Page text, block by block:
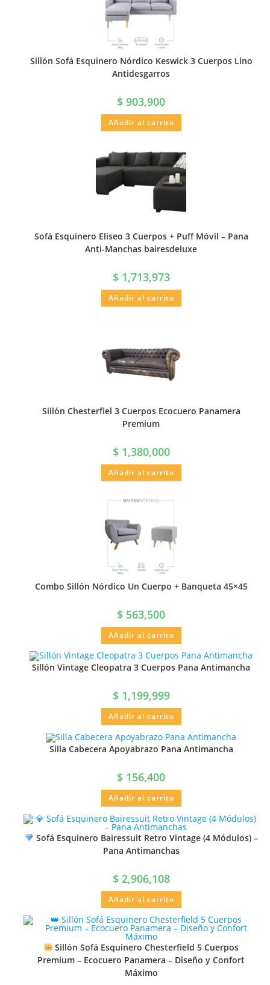
Sillón Sofá Esquinero Nórdico Keswick 3 Cuerpos Lino
Antidesgarros
$ 903,900
Añadir al carrito
Sofá Esquinero Eliseo 3 Cuerpos + Puff Móvil – Pana
Anti-Manchas bairesdeluxe
$1,713,973
Añadir al carrito
Sillón Chesterfiel 3 Cuerpos Ecocuero Panamera
Premium
$1,380,000
Añadir al carrito
Combo Sillón Nórdico Un Cuerpo + Banqueta 45×45
$ 563,500
Añadir al carrito
Sillón Vintage Cleopatra 3 Cuerpos Pana Antimancha
$1,199,999
Añadir al carrito
Silla Cabecera Apoyabrazo Pana Antimancha
$ 156,400
Añadir al carrito
Sofá Esquinero Bairessuit Retro Vintage (4 Módulos) –
Pana Antimanchas
$2,906,108
Añadir al carrito
Sillón Sofá Esquinero Chesterfield 5 Cuerpos
Premium – Ecocuero Panamera – Diseño y Confort
Máximo